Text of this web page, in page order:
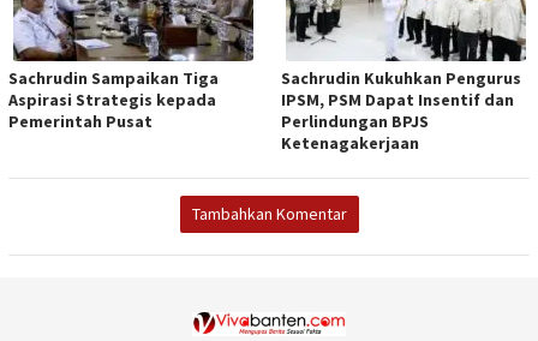
Sachrudin Sampaikan Tiga
Aspirasi Strategis kepada
Pemerintah Pusat
Sachrudin Kukuhkan Pengurus
IPSM, PSM Dapat Insentif dan
Perlindungan BPJS
Ketenagakerjaan
Tambahkan Komentar